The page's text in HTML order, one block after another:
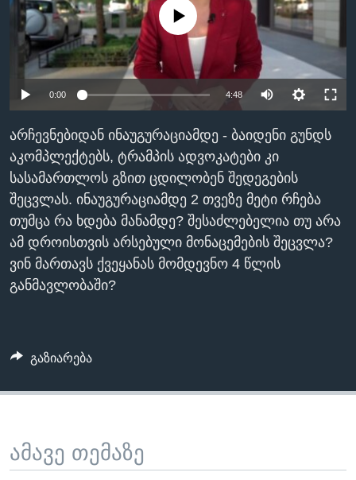
ᲡᲢᲣᲓᲘᲐ ᲕᲐᲨᲘᲜᲒᲢᲝᲜᲘ
ᲔᲙᲝᲜᲝᲛᲘᲙᲐ
ᲯᲐᲜᲛᲠᲗᲔᲚᲝᲑᲐ
ᲛᲔᲪᲜᲘᲔᲠᲔᲑᲐ
ᲘᲜᲢᲔᲠᲕᲘᲣ
ᲙᲣᲚᲢᲣᲠᲐ
ᲒᲐᲚᲘᲚᲔᲝ
ᲓᲔᲖᲘᲜᲤᲝᲠᲛᲐᲪᲘᲐ
Learning English
ᲗᲕᲐᲚᲘ ᲒᲕᲐᲓᲔᲕᲜᲔᲗ
ენები
No media source currently available
0:00 4:48
არჩევნებიდან ინაუგურაციამდე - ბაიდენი გუნდს
აკომპლექტებს, ტრამპის ადვოკატები კი
სასამართლოს გზით ცდილობენ შედეგების
შეცვლას. ინაუგურაციამდე 2 თვეზე მეტი რჩება
თუმცა რა ხდება მანამდე? შესაძლებელია თუ არა
ამ დროისთვის არსებული მონაცემების შეცვლა?
ვინ მართავს ქვეყანას მომდევნო 4 წლის
განმავლობაში?
გაზიარება
ამავე თემაზე